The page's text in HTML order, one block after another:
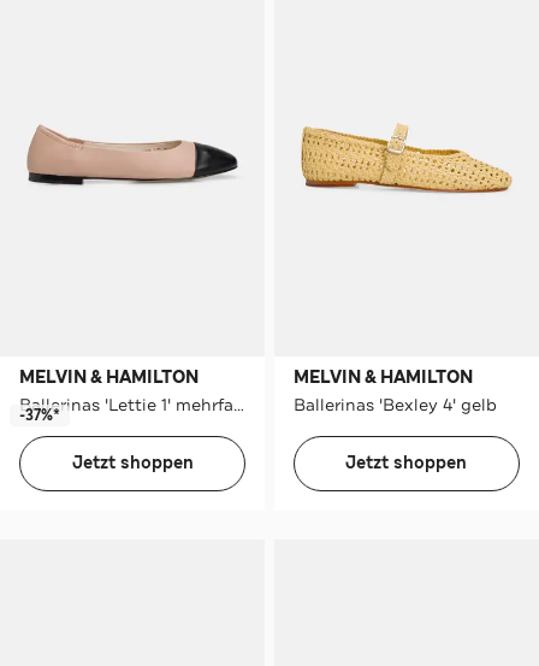
MELVIN & HAMILTON
Ballerinas 'Lettie 1' mehrfarbig
-37%*
Jetzt shoppen
MELVIN & HAMILTON
Ballerinas 'Bexley 4' gelb
Jetzt shoppen